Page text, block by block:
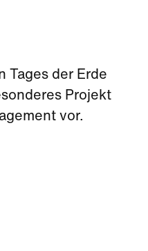
Tages der Erde
Projekt
vor.